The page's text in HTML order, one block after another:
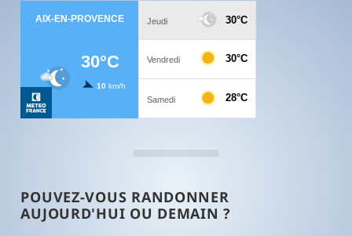
POUVEZ-VOUS RANDONNER
AUJOURD'HUI OU DEMAIN ?